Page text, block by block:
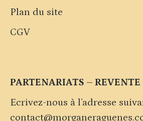
Plan du site
CGV
PARTENARIATS – REVENTE
Ecrivez-nous à l’adresse